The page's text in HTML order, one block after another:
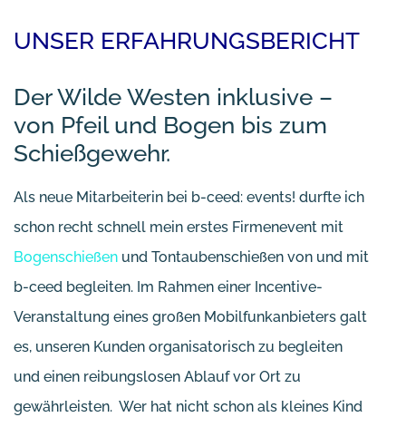
UNSER ERFAHRUNGSBERICHT
Der Wilde Westen inklusive –
von Pfeil und Bogen bis zum
Schießgewehr.
Als neue Mitarbeiterin bei b-ceed: events! durfte ich
schon recht schnell mein erstes Firmenevent mit
Bogenschießen und Tontaubenschießen von und mit
b-ceed begleiten. Im Rahmen einer Incentive-
Veranstaltung eines großen Mobilfunkanbieters galt
es, unseren Kunden organisatorisch zu begleiten
und einen reibungslosen Ablauf vor Ort zu
gewährleisten. Wer hat nicht schon als kleines Kind